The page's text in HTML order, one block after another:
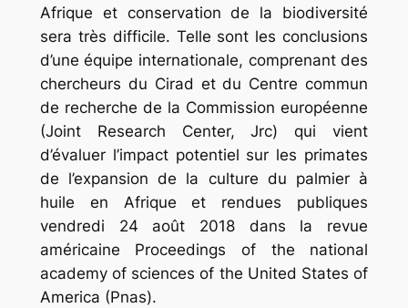
Afrique et conservation de la biodiversité
sera très difficile. Telle sont les conclusions
d’une équipe internationale, comprenant des
chercheurs du Cirad et du Centre commun
de recherche de la Commission européenne
(Joint Research Center, Jrc) qui vient
d’évaluer l’impact potentiel sur les primates
de l’expansion de la culture du palmier à
huile en Afrique et rendues publiques
vendredi 24 août 2018 dans la revue
américaine Proceedings of the national
academy of sciences of the United States of
America (Pnas).